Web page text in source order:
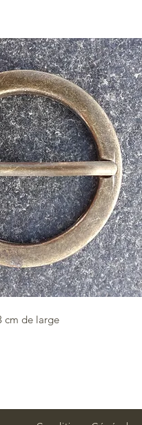
cm de large